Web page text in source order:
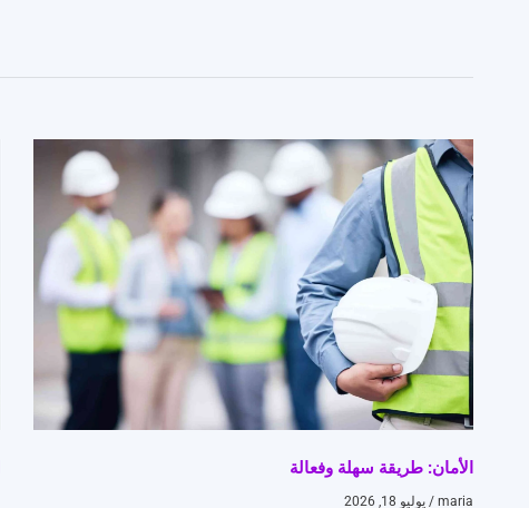
الأمان: طريقة سهلة وفعالة
maria يوليو 18, 2026